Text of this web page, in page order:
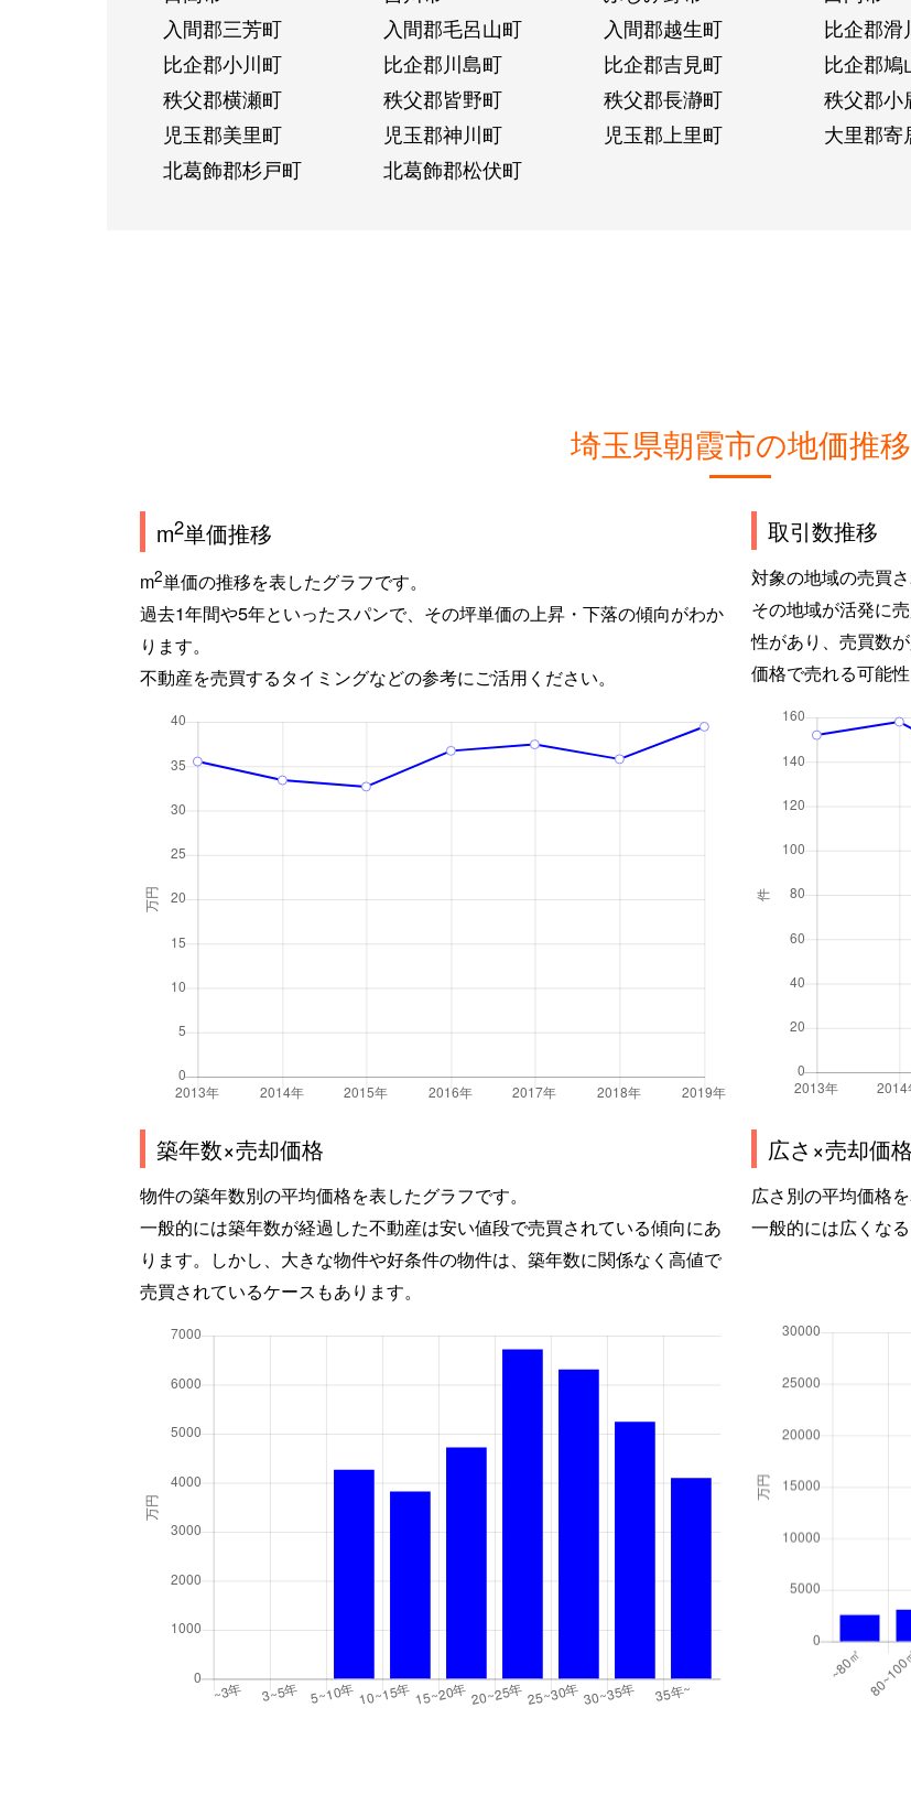
入間郡三芳町
入間郡毛呂山町 入間郡越生町 比企郡滑
比企郡小川町
比企郡川島町 比企郡吉見町 比企郡鳩
秩父郡横瀬町
秩父郡皆野町 秩父郡長瀞町 秩父郡小
児玉郡美里町
児玉郡神川町 児玉郡上里町 大里郡寄
北葛飾郡杉戸町
北葛飾郡松伏町
埼玉県朝霞市の地価推移
m2単価推移
m2単価の推移を表したグラフです。
過去1年間や5年といったスパンで、その坪単価の上昇・下落の傾向がわか
ります。
不動産を売買するタイミングなどの参考にご活用ください。
取引数推移
対象の地域の売買
その地域が活発に
性があり、売買数
価格で売れる可能性
築年数×売却価格
物件の築年数別の平均価格を表したグラフです。
一般的には築年数が経過した不動産は安い値段で売買されている傾向にあ
ります。しかし、大きな物件や好条件の物件は、築年数に関係なく高値で
売買されているケースもあります。
広さ×売却価格
広さ別の平均価格
一般的には広くな